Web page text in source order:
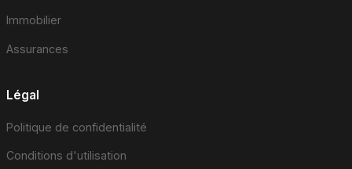
Immobilier
Assurances
Légal
Politique de confidentialité
Conditions d'utilisation